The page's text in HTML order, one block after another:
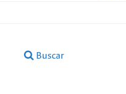
Buscar